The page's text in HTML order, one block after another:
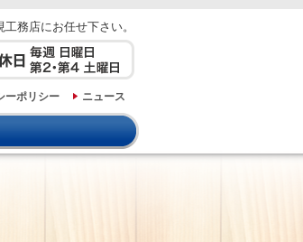
務店にお任せ下さい。
ーポリシー ニュース